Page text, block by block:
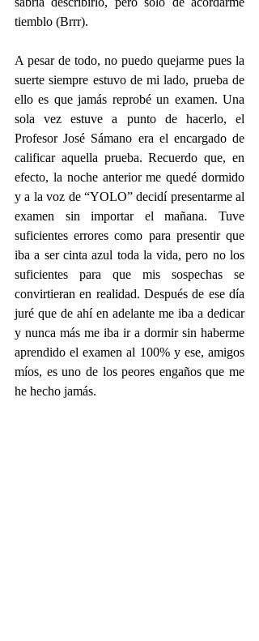
tiemblo (Brrr).
A pesar de todo, no puedo quejarme pues la
suerte siempre estuvo de mi lado, prueba de
ello es que jamás reprobé un examen. Una
sola vez estuve a punto de hacerlo, el
Profesor José Sámano era el encargado de
calificar aquella prueba. Recuerdo que, en
efecto, la noche anterior me quedé dormido
y a la voz de “YOLO” decidí presentarme al
examen sin importar el mañana. Tuve
suficientes errores como para presentir que
iba a ser cinta azul toda la vida, pero no los
suficientes para que mis sospechas se
convirtieran en realidad. Después de ese día
juré que de ahí en adelante me iba a dedicar
y nunca más me iba ir a dormir sin haberme
aprendido el examen al 100% y ese, amigos
míos, es uno de los peores engaños que me
he hecho jamás.